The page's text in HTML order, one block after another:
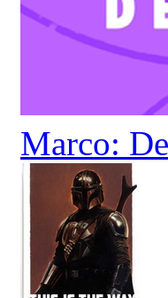
Marco: